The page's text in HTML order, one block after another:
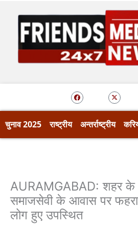
content
F
a
c
e
X
-
t
w
t
t
r
चुनाव 2025 राष्ट्रीय अन्तर्राष्ट्रीय
AURAMGABAD: शहर के
समाजसेवी के आवास पर
लोग हुए उपस्थित